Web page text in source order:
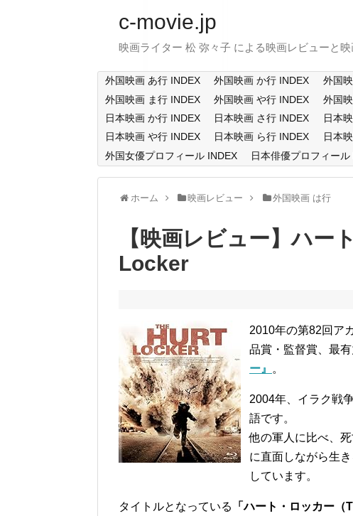
c-movie.jp
映画ライター 松 弥々子 による映画レビューと映
外国映画 あ行 INDEX 外国映画 か行 INDEX 外国
外国映画 ま行 INDEX
外国映画 や行 INDEX 外国
日本映画 か行 INDEX
日本映画 さ行 INDEX 日本
日本映画 や行 INDEX
日本映画 ら行 INDEX 日本
外国女優プロフィール INDEX
日本俳優プロフィール
ホーム 映画レビュー 外国映画 は行
【映画レビュー】ハー
Locker
2010年の第82回ア
品賞・監督賞、最
ー』
。
2004年、イラク戦
語です。
他の軍人に比べ、
に直面しながら生
しています。
タイトルとなっている 「ハート・ロッカー（